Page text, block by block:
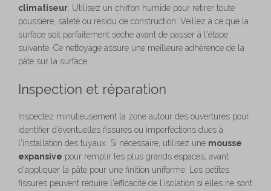
climatiseur . Utilisez un chiffon humide pour retirer toute
poussière, saleté ou résidu de construction. Veillez à ce que la
surface soit parfaitement sèche avant de passer à l'étape
suivante. Ce nettoyage assure une meilleure adhérence de la
pâte sur la surface.
Inspection et réparation
Inspectez minutieusement la zone autour des ouvertures pour
identifier d’éventuelles fissures ou imperfections dues à
l'installation des tuyaux. Si nécessaire, utilisez une mousse
expansive pour remplir les plus grands espaces, avant
d'appliquer la pâte pour une finition uniforme. Les petites
fissures peuvent réduire l'efficacité de l'isolation si elles ne sont